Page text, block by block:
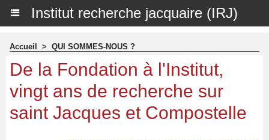
Institut recherche jacquaire (IRJ)
Accueil > QUI SOMMES-NOUS ?
De la Fondation à l'Institut,
vingt ans de recherche sur
saint Jacques et Compostelle